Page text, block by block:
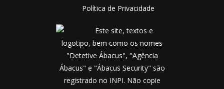
Política de Privacidade
Este site, textos e
logotipo, bem como os nomes
"Detetive Ábacus", "Agência
Ábacus" e "Ábacus Security" são
registrado no INPI. Não copie